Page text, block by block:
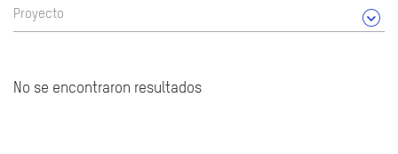
Proyecto
No se encontraron resultados